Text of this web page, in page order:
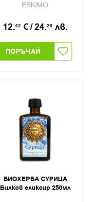
имунната система
таблетки х 27
ESKIMO
12.42 €/24.29 лв.
ПОРЪЧАЙ
БИОХЕРБА СУРИЦА
Билков еликсир 250мл